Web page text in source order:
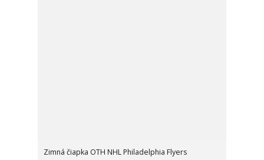
Zimná čiapka OTH NHL Philadelphia Flyers‎